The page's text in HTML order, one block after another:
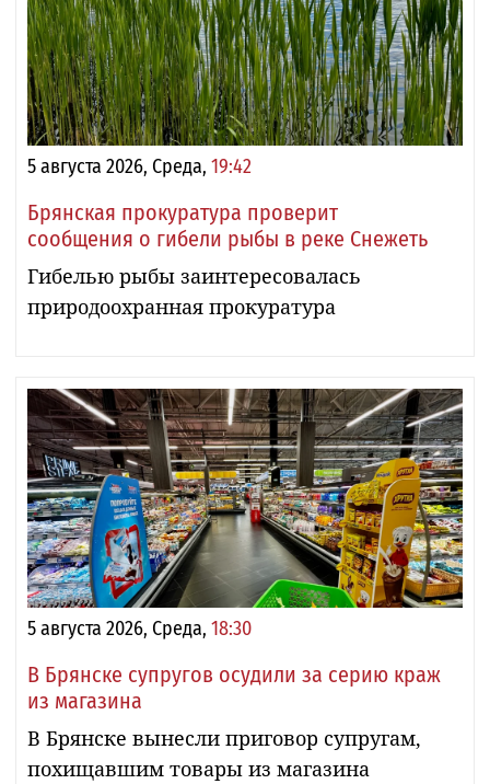
5 августа 2026, Среда, 19:42
Брянская прокуратура проверит
сообщения о гибели рыбы в реке Снежеть
Гибелью рыбы заинтересовалась
природоохранная прокуратура
5 августа 2026, Среда, 18:30
В Брянске супругов осудили за серию краж
из магазина
В Брянске вынесли приговор супругам,
похищавшим товары из магазина